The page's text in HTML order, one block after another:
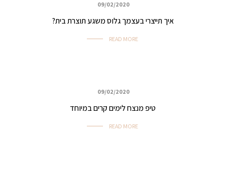
09/02/2020
איך תייצרי בעצמך גלוס משגע תוצרת בית?
READ MORE
09/02/2020
טיפ מנצח לימים קרים במיוחד
READ MORE